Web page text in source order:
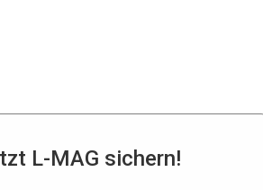
L-MAG sichern!